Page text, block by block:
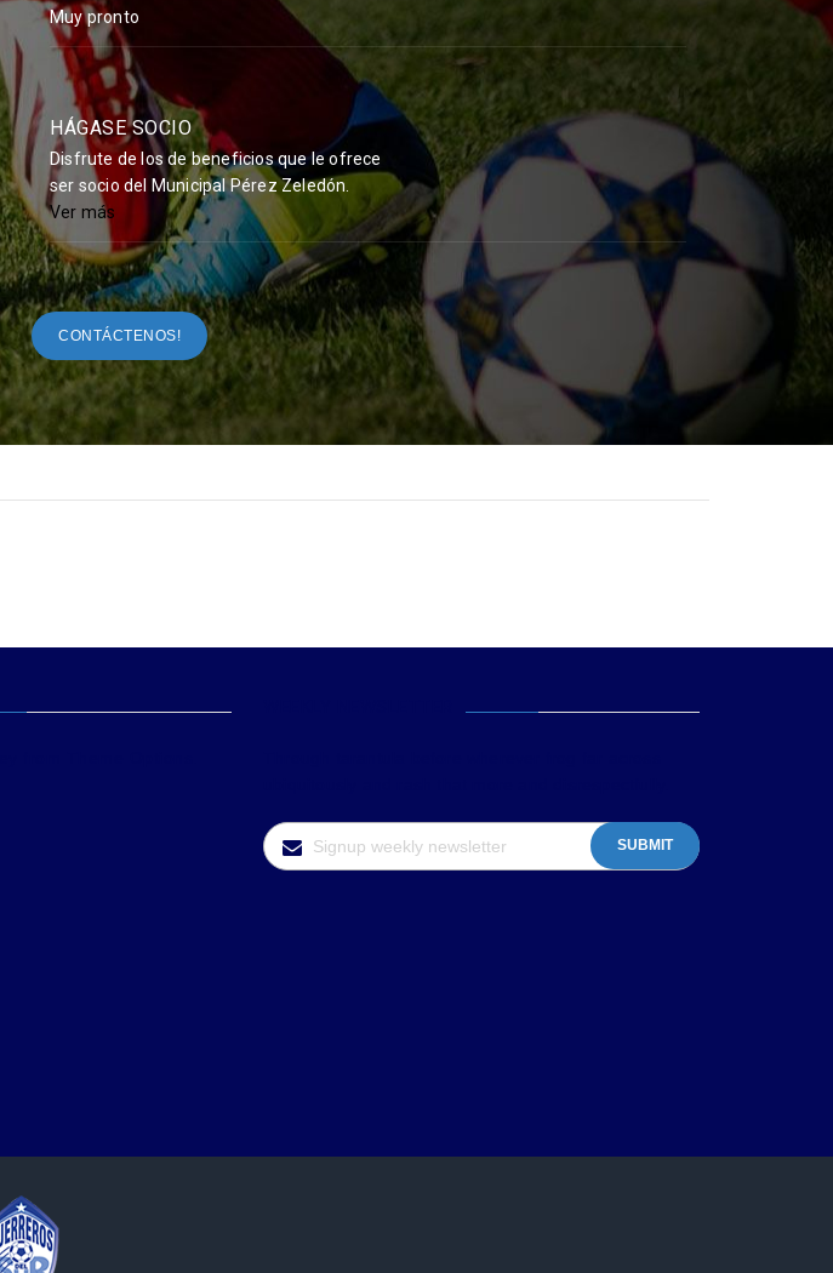
Muy pronto
HÁGASE SOCIO
Disfrute de los de beneficios que le ofrece
ser socio del Municipal Pérez Zeledón.
Ver más
CONTÁCTENOS!